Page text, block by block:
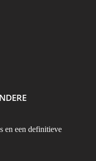
en een definitieve